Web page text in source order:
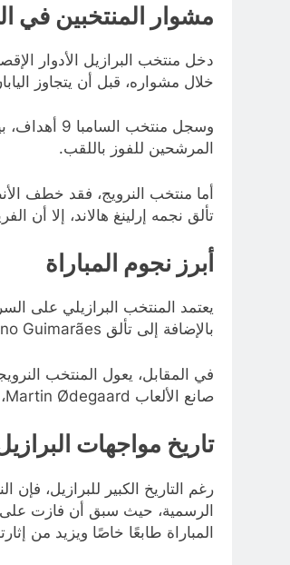
مشوار المنتخبين في
دخل منتخب البرازيل الأدوار
خلال مشواره، قبل أن يتجاوز اليابان بنتيجة 2-1
وسجل
المرشحين للفوز باللقب.
تألق نجمه إرلينغ هالاند، إلا أن الفريق يعاني دفاعيًا بعدما
أبرز نجوم المباراة
بالإضافة إلى تألق Bruno Guimarães في صناعة اللعب.
صانع الألعاب Martin Ødegaard، الذي يمتلك القدرة على صناعة الفارق في أي لحظة.
تاريخ مواجهات
رغم التاريخ الكبير للبرازيل،
المباراة طابعًا خاصًا ويزيد من